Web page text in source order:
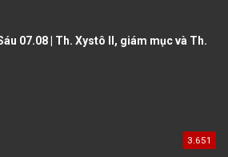
07.08 | Th. Xystô II, giám mục và Th.
3.651